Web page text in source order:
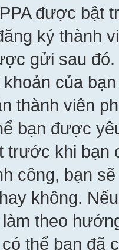
được bật
ký thành
gửi sau
của
thành viên
bạn được
trước khi bạn
công, bạn
không.
theo
thể bạn đã